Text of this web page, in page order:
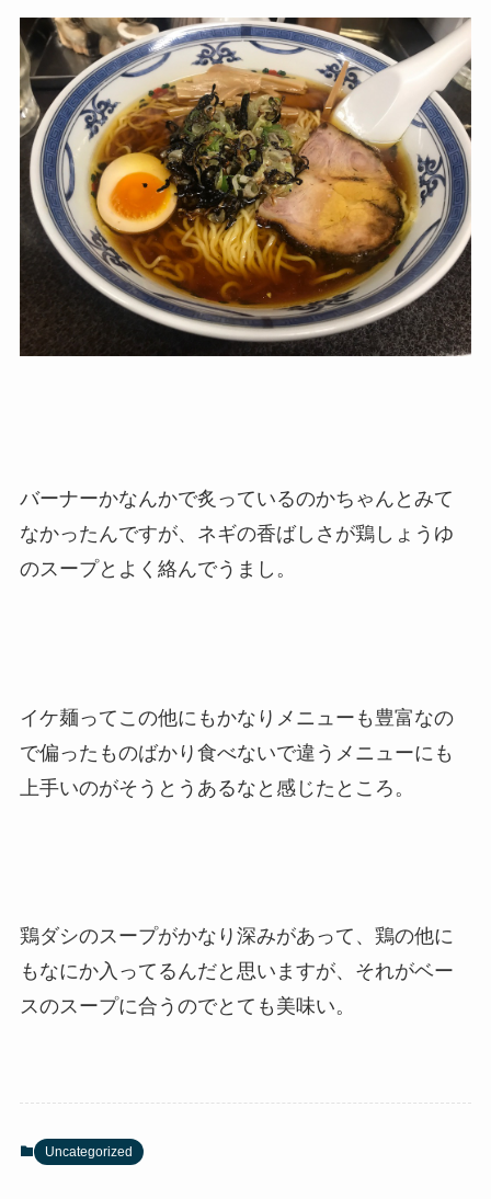
バーナーかなんかで炙っているのかちゃんとみて
なかったんですが、ネギの香ばしさが鶏しょうゆ
のスープとよく絡んでうまし。
イケ麺ってこの他にもかなりメニューも豊富なの
で偏ったものばかり食べないで違うメニューにも
上手いのがそうとうあるなと感じたところ。
鶏ダシのスープがかなり深みがあって、鶏の他に
もなにか入ってるんだと思いますが、それがベー
スのスープに合うのでとても美味い。
Uncategorized